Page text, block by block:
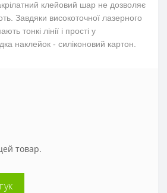
клейовий шар не дозволяє
Завдяки високоточної лазерного
тонкі лінії і прості у
наклейок - силіконовий картон.
товар.